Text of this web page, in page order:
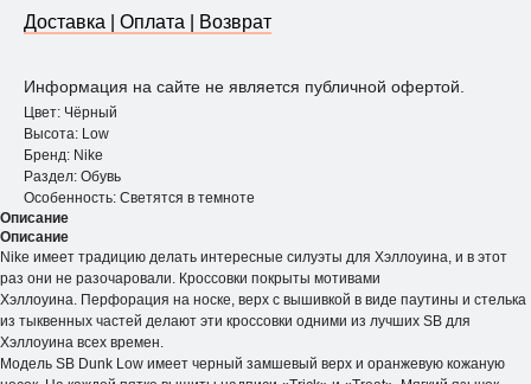
Доставка | Оплата | Возврат
Информация на сайте не является публичной офертой.
Цвет: Чёрный
Высота: Low
Бренд: Nike
Раздел: Обувь
Особенность: Светятся в темноте
Описание
Описание
Nike имеет традицию делать интересные силуэты для Хэллоуина, и в этот
раз они не разочаровали. Кроссовки покрыты мотивами
Хэллоуина. Перфорация на носке, верх с вышивкой в ​​виде паутины и стелька
из тыквенных частей делают эти кроссовки одними из лучших SB для
Хэллоуина всех времен.
Модель SB Dunk Low имеет черный замшевый верх и оранжевую кожаную